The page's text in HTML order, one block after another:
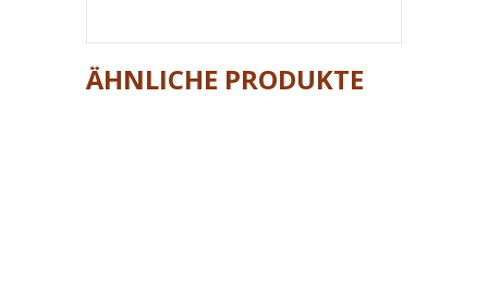
ÄHNLICHE PRODUKTE